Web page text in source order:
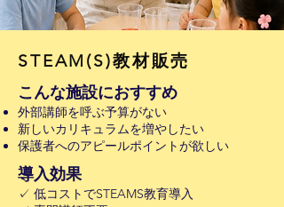
STEAM(S)教材販売
こんな施設におすすめ
外部講師を呼ぶ予算がない
新しいカリキュラムを増やしたい
保護者へのアピールポイントが欲しい
導入効果
✓ 低コストでSTEAMS教育導入